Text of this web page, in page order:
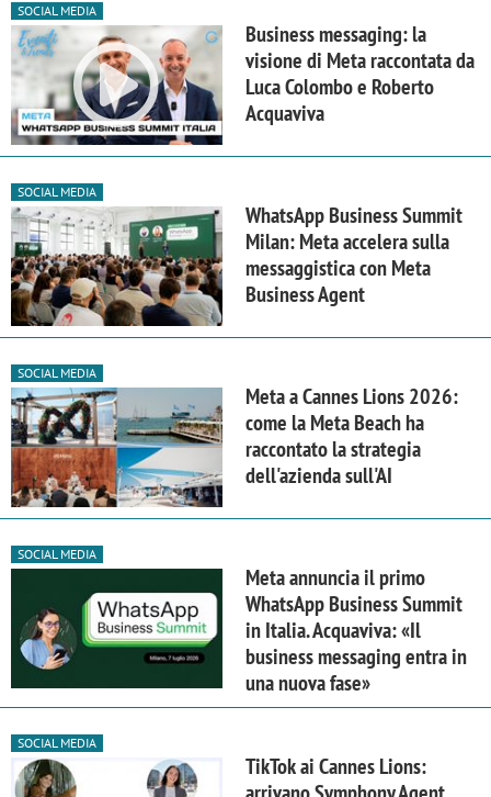
SOCIAL MEDIA
Business messaging: la
visione di Meta raccontata da
Luca Colombo e Roberto
Acquaviva
SOCIAL MEDIA
WhatsApp Business Summit
Milan: Meta accelera sulla
messaggistica con Meta
Business Agent
SOCIAL MEDIA
Meta a Cannes Lions 2026:
come la Meta Beach ha
raccontato la strategia
dell'azienda sull'AI
SOCIAL MEDIA
Meta annuncia il primo
WhatsApp Business Summit
in Italia. Acquaviva: «Il
business messaging entra in
una nuova fase»
SOCIAL MEDIA
TikTok ai Cannes Lions: